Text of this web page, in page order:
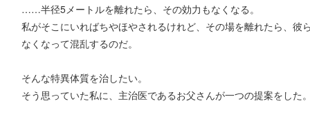
……半径5メートルを離れたら、その効力もなくなる。
私がそこにいればちやほやされるけれど、その場を離れたら、彼
なくなって混乱するのだ。
そんな特異体質を治したい。
そう思っていた私に、主治医であるお父さんが一つの提案をした